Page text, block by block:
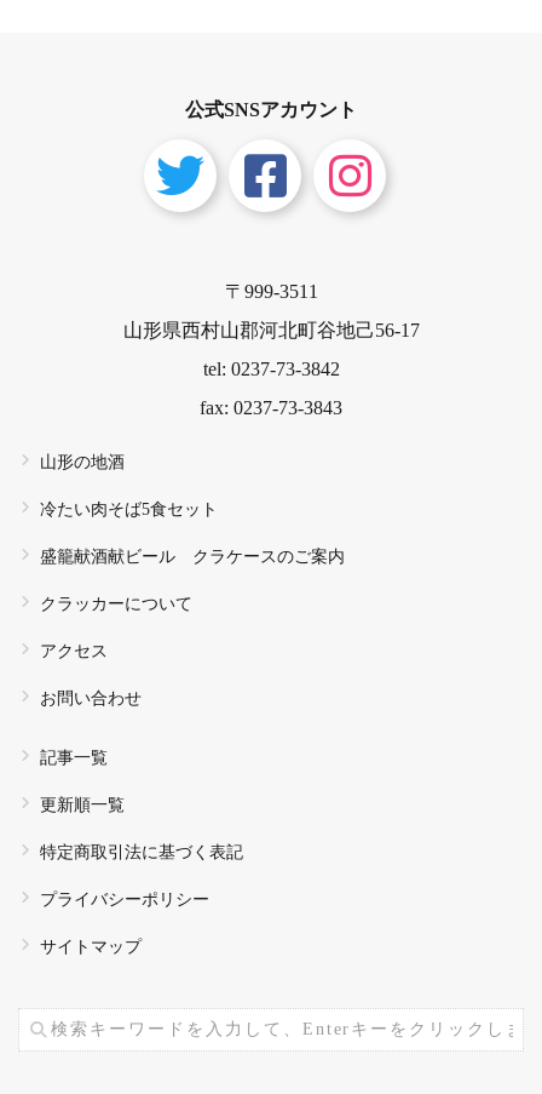
公式SNSアカウント
〒999-3511
山形県西村山郡河北町谷地己56-17
tel: 0237-73-3842
fax: 0237-73-3843
山形の地酒
冷たい肉そば5食セット
盛籠献酒献ビール クラケースのご案内
クラッカーについて
アクセス
お問い合わせ
記事一覧
更新順一覧
特定商取引法に基づく表記
プライバシーポリシー
サイトマップ